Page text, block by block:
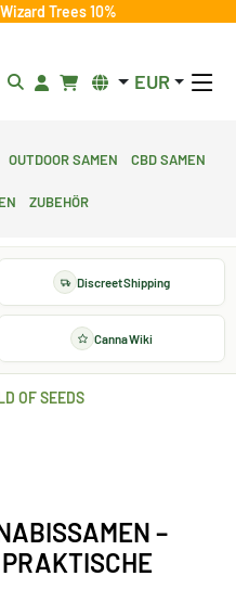
Wizard Trees 10%
EUR
Outdoor Samen CBD Samen
Zubehör
Discreet Shipping
Canna Wiki
OF SEEDS
–